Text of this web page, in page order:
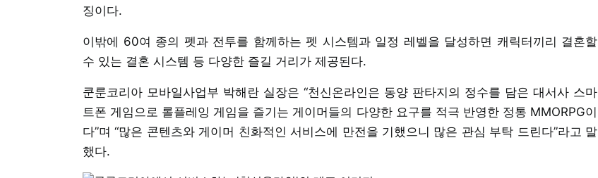
징이다.
이밖에 60여 종의 펫과 전투를 함께하는 펫 시스템과 일정 레벨을 달성하면 캐릭터끼리 결혼할
수 있는 결혼 시스템 등 다양한 즐길 거리가 제공된다.
쿤룬코리아 모바일사업부 박해란 실장은 “천신온라인은 동양 판타지의 정수를 담은 대서사 스마
트폰 게임으로 롤플레잉 게임을 즐기는 게이머들의 다양한 요구를 적극 반영한 정통 MMORPG이
다”며 “많은 콘텐츠와 게이머 친화적인 서비스에 만전을 기했으니 많은 관심 부탁 드린다”라고 말
했다.